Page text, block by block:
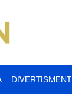
DIVERTISMENT